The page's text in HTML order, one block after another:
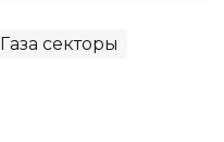
Газа секторы